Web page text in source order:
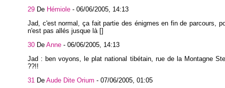
29 De Hémiole - 06/06/2005, 14:13
Jad, c'est normal, ça fait partie des énigmes en fin de parcours,
n'est pas allés jusque là []
30 De Anne - 06/06/2005, 14:13
Jad : ben voyons, le plat national tibétain, rue de la Montagne
??!!
31 De Aude Dite Orium - 07/06/2005, 01:05